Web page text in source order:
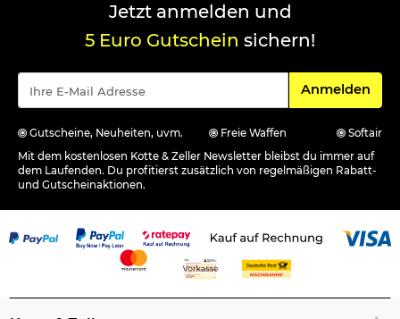
Jetzt anmelden und
5 Euro Gutschein sichern!
Für den
Anmelden
Gutscheine, Neuheiten, uvm. Freie Waffen
Softair
Mit dem kostenlosen Kotte & Zeller Newsletter bleibst du immer auf
dem Laufenden. Du profitierst zusätzlich von regelmäßigen Rabatt-
und Gutscheinaktionen.